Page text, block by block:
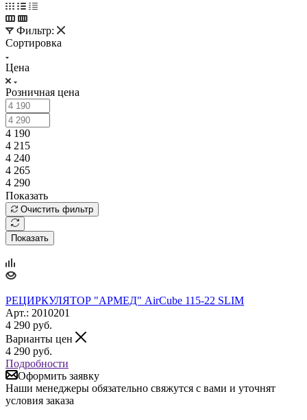
Фильтр:
Сортировка
Цена
Розничная цена
4 190
4 215
4 240
4 265
4 290
Показать
Очистить фильтр
Показать
РЕЦИРКУЛЯТОР "АРМЕД" AirCube 115-22 SLIM
Арт.: 2010201
4 290 руб.
Варианты цен
4 290 руб.
Подробности
Оформить заявку
Наши менеджеры обязательно свяжутся с вами и уточнят
условия заказа